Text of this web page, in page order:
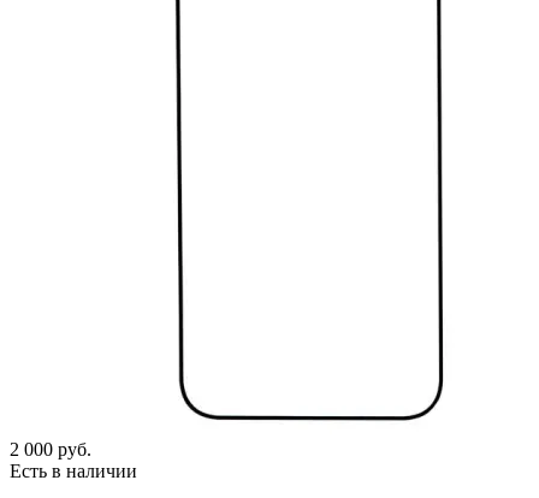
2 000 руб.
Есть в наличии